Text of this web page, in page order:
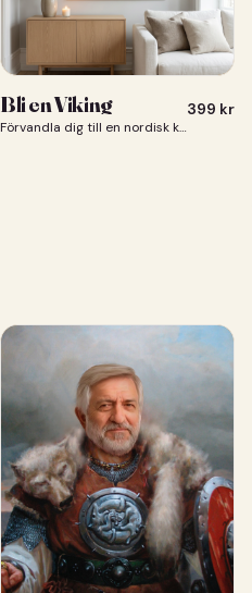
Bli en Viking
Förvandla dig till en nordisk krigare i ett episkt vikingaporträtt.
399 kr